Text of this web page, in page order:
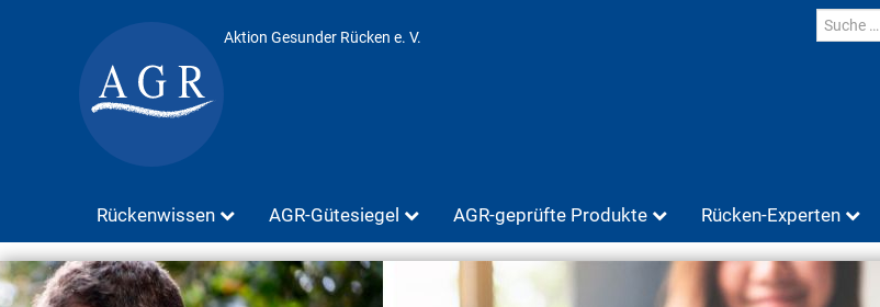
Aktion Gesunder Rücken e. V.
Rückenwissen AGR-Gütesiegel AGR-geprüfte Produkte Rücken-Experten